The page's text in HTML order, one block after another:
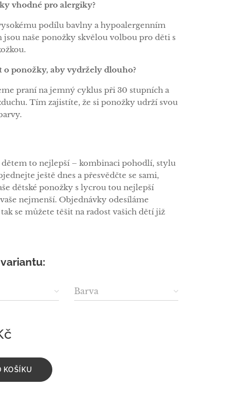
vhodné pro alergiky?
podílu bavlny a hypoalergenním
jsou naše ponožky skvělou volbou pro děti s
o ponožky, aby vydržely dlouho?
praní na jemný cyklus při 30 stupních a
Tím zajistíte, že si ponožky udrží svou
to nejlepší – kombinaci pohodlí, stylu
ještě dnes a přesvědčte se sami,
dětské ponožky s lycrou tou nejlepší
nejmenší. Objednávky odesíláme
se můžete těšit na radost vašich dětí již
Barva
KOŠÍKU